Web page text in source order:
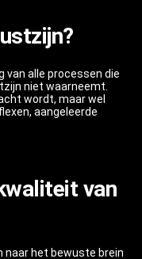
van alle processen die
niet waarneemt.
wordt, maar wel
aangeleerde
van
naar het bewuste brein